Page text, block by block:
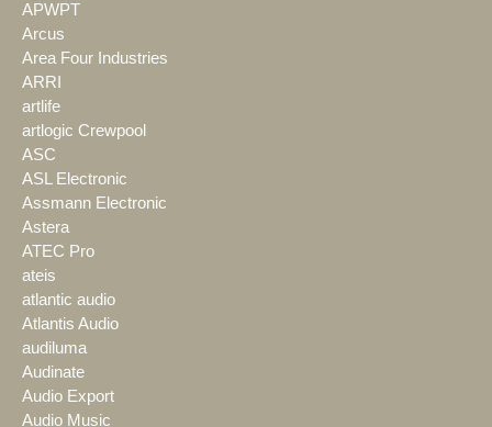
APWPT
Arcus
Area Four Industries
ARRI
artlife
artlogic Crewpool
ASC
ASL Electronic
Assmann Electronic
Astera
ATEC Pro
ateis
atlantic audio
Atlantis Audio
audiluma
Audinate
Audio Export
Audio Music